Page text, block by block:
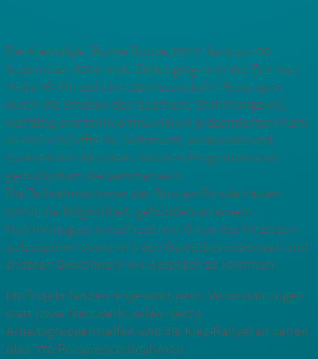
Die Kiezrallye “Bunte Runde 2014” fand am 20.
September 2014 statt. Dabei ging es in der Zeit von
13 bis 16 Uhr auf eine abenteuerliche Reise quer
durch die Straßen des Quartiers. Stimmungsvoll,
vielfältig und familienfreundlich präsentierten mehr
als 20 Geschäfte ihr Sortiment, verbunden mit
spannenden Aktionen, buntem Programm und
gemütlichem Beisammensein.
Die TeilnehmerInnen der Bunten Runde hatten
somit die Möglichkeit, gebündelt an einem
Nachmittag an verschiedenen Orten das Kiezleben
aufzuspüren sowie mit den Gewerbetreibenden und
anderen Bewohnern ins Gespräch zu kommen.
Im Projekt fanden insgesamt neun Veranstaltungen
statt (zwei Netzwerktreffen, sechs
Arbeitsgruppentreffen und die Kiez-Rallye) an denen
über 170 Personen teilnahmen.